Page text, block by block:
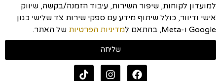
למועדון לקוחות, שיפור השירות, עיבוד הזמנה/בקשה, שיווק
אישי ודיוור, כולל שיתוף מידע עם ספקי שירות צד שלישי כגון
Google ו-Meta, בהתאם ל
מדיניות הפרטיות של האתר.
שליחה